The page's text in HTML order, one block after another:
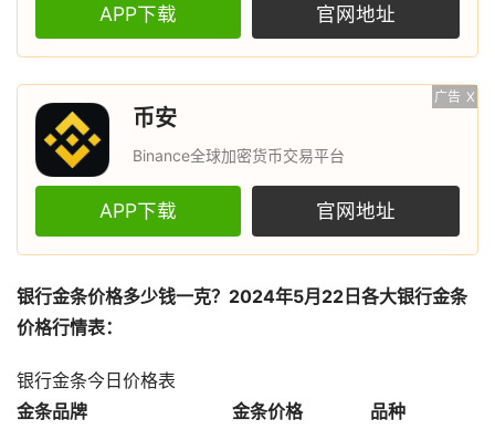
APP下载 官网地址
广告 X
币安
Binance全球加密货币交易平台
APP下载 官网地址
银行金条价格多少钱一克？2024年5月22日各大银行金条
价格行情表：
银行金条今日价格表
金条品牌
金条价格
品种